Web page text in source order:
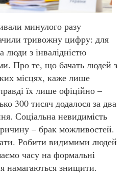
минулого разу
тривожну цифру: для
люди з інвалідністю
Про те, що бачать людей з
місцях, каже лише
їх лише офіційно –
300 тисяч додалося за два
Соціальна невидимість
– брак можливостей.
Робити видимими людей
часу на формальні
намагаються знищити.